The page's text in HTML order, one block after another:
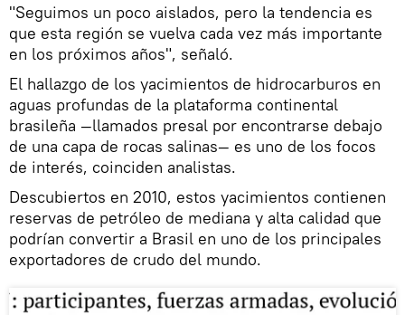
"Seguimos un poco aislados, pero la tendencia es
que esta región se vuelva cada vez más importante
en los próximos años", señaló.
El hallazgo de los yacimientos de hidrocarburos en
aguas profundas de la plataforma continental
brasileña —llamados presal por encontrarse debajo
de una capa de rocas salinas— es uno de los focos
de interés, coinciden analistas.
Descubiertos en 2010, estos yacimientos contienen
reservas de petróleo de mediana y alta calidad que
podrían convertir a Brasil en uno de los principales
exportadores de crudo del mundo.